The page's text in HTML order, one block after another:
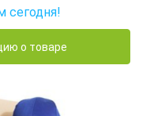
сегодня!
о товаре